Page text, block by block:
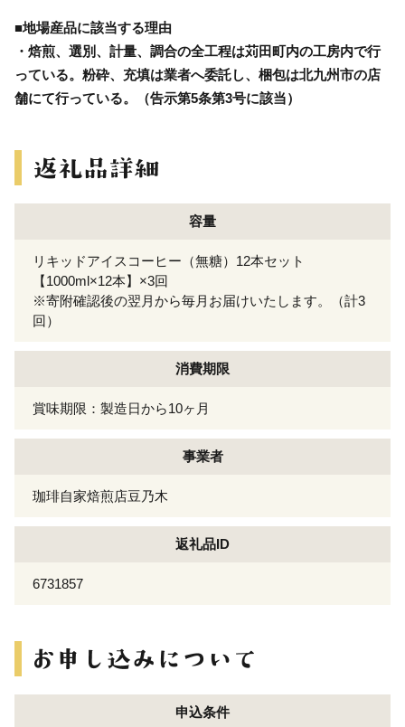
■地場産品に該当する理由
・焙煎、選別、計量、調合の全工程は苅田町内の工房内で行
っている。粉砕、充填は業者へ委託し、梱包は北九州市の店
舗にて行っている。（告示第5条第3号に該当）
容量
リキッドアイスコーヒー（無糖）12本セット
【1000ml×12本】×3回
※寄附確認後の翌月から毎月お届けいたします。（計3
回）
消費期限
賞味期限：製造日から10ヶ月
事業者
珈琲自家焙煎店豆乃木
返礼品ID
6731857
申込条件